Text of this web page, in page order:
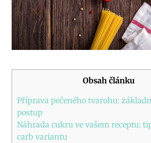
Obsah článku
Příprava pečeného tvarohu:⁤
postup
Náhrada cukru ve vašem ⁢receptu:
carb ​variantu